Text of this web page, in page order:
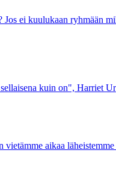
ei kuulukaan ryhmään
kuin on", Harriet
aikaa